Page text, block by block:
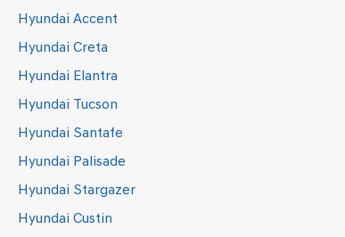
Hyundai Accent
Hyundai Creta
Hyundai Elantra
Hyundai Tucson
Hyundai Santafe
Hyundai Palisade
Hyundai Stargazer
Hyundai Custin